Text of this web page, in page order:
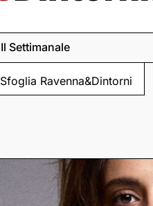
Il Settimanale
Sfoglia Ravenna&Dintorni